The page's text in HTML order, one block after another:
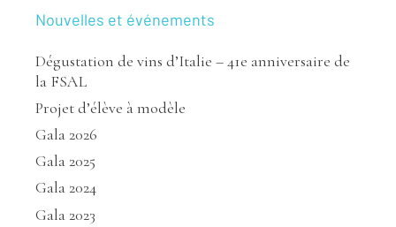
Nouvelles et événements
Dégustation de vins d’Italie – 41e anniversaire de
la FSAL
Projet d’élève à modèle
Gala 2026
Gala 2025
Gala 2024
Gala 2023